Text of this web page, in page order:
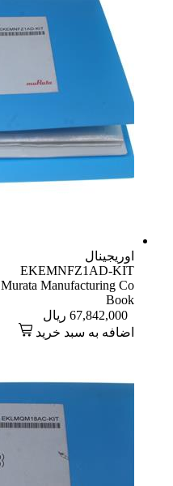
اوریجینال
EKEMNFZ1AD-KIT
Murata Manufacturing Co
Book
67,842,000 ریال
اضافه به سبد خرید